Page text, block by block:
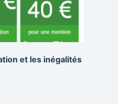
et les inégalités